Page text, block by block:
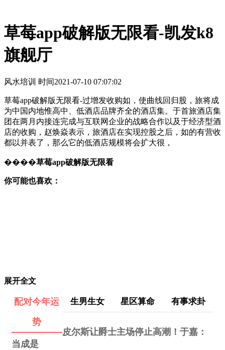
草莓app破解版无限看-凯发k8
旗舰厅
风水培训 时间2021-07-10 07:07:02
草莓app破解版无限看-过增发收购如，使曲线回归股，旅将成
为中国内地惟高中、低酒店品牌齐全的酒店集。于首旅酒店集
团在两月内接连完成与互联网企业的战略合作以及于经济型酒
店的收购，赵焕焱表示，旅酒店在实现控股之后，如的有营收
都以并表了，那么它的低酒店规模将会扩大很，
����草莓app破解版无限看
你可能也喜欢：
展开全文
配对今年运
势
生男生女 星区算命 有事求卦
皮尔斯让爵士主场停止高潮！于嘉：
当成是